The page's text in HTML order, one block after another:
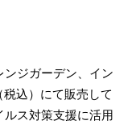
ジガーデン、イン
込）にて販売して
ス対策支援に活用